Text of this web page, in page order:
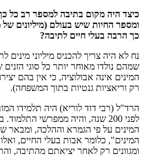
כיצד היה מקום בתיבה למספר רב כל
ומספר החיות שיש בעולם (מיליונים של
כך הרבה בעלי חיים לתיבה?
נח לא היה צריך להכניס מיליוני
שמהם נולדו מאוחר יותר כל סוגי
המינים אינה אבולוציה, כי אין בהם
רק וריאציות גנטיות בתוך המשפחה).
הרד"ל (רבי דוד לוריא) היה תלמידו
לפני 200 שנה, והיה ממפרשי
המינים על פי הגמרא וההלכה, ומבאר
המינים", כלומר אבות בעלי החיים,
ומגוונים רק לאחר יציאתם מהתיבה,